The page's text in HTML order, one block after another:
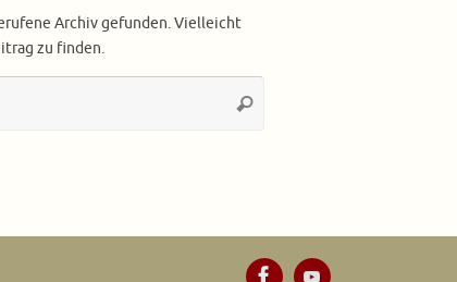
Archiv gefunden. Vielleicht
zu finden.
Suchen